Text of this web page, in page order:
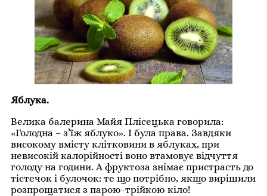
Яблука.
Велика балерина Майя Плісецька говорила:
«Голодна – з’їж яблуко». І була права. Завдяки
високому вмісту клітковини в яблуках, при
невисокій калорійності воно втамовує відчуття
голоду на години. А фруктоза знімає пристрасть до
тістечок і булочок: те що потрібно, якщо вирішили
розпрощатися з парою-трійкою кіло!